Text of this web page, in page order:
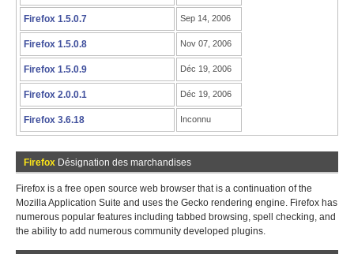
Firefox 1.5.0.7 Sep 14, 2006
Firefox 1.5.0.8 Nov 07, 2006
Firefox 1.5.0.9 Déc 19, 2006
Firefox 2.0.0.1 Déc 19, 2006
Firefox 3.6.18 Inconnu
Firefox Désignation des marchandises
Firefox is a free open source web browser that is a continuation of the
Mozilla Application Suite and uses the Gecko rendering engine. Firefox has
numerous popular features including tabbed browsing, spell checking, and
the ability to add numerous community developed plugins.